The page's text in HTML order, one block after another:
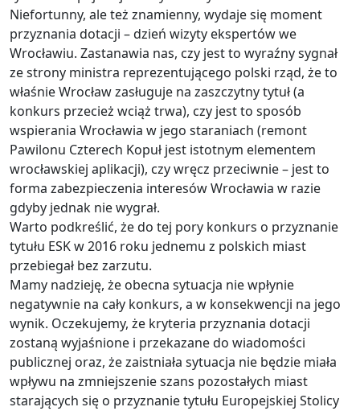
Niefortunny, ale też znamienny, wydaje się moment
przyznania dotacji – dzień wizyty ekspertów we
Wrocławiu. Zastanawia nas, czy jest to wyraźny sygnał
ze strony ministra reprezentującego polski rząd, że to
właśnie Wrocław zasługuje na zaszczytny tytuł (a
konkurs przecież wciąż trwa), czy jest to sposób
wspierania Wrocławia w jego staraniach (remont
Pawilonu Czterech Kopuł jest istotnym elementem
wrocławskiej aplikacji), czy wręcz przeciwnie – jest to
forma zabezpieczenia interesów Wrocławia w razie
gdyby jednak nie wygrał.
Warto podkreślić, że do tej pory konkurs o przyznanie
tytułu ESK w 2016 roku jednemu z polskich miast
przebiegał bez zarzutu.
Mamy nadzieję, że obecna sytuacja nie wpłynie
negatywnie na cały konkurs, a w konsekwencji na jego
wynik. Oczekujemy, że kryteria przyznania dotacji
zostaną wyjaśnione i przekazane do wiadomości
publicznej oraz, że zaistniała sytuacja nie będzie miała
wpływu na zmniejszenie szans pozostałych miast
starających się o przyznanie tytułu Europejskiej Stolicy